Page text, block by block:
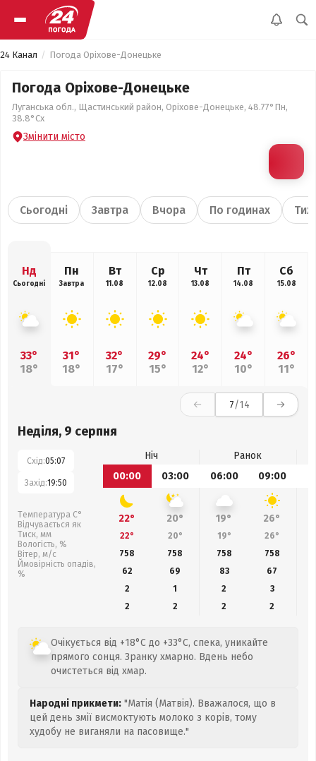
24 Канал Погода Оріхове-Донецьке
Погода Оріхове-Донецьке
Луганська обл., Щастинський район, Оріхове-Донецьке, 48.77°Пн,
38.8°Сх
Змінити місто
Сьогодні Завтра Вчора По годинах
Нд
Сьогодні
33°
18°
Пн
Завтра
31°
18°
Вт
11.08
32°
17°
Ср
12.08
29°
15°
Чт
13.08
24°
12°
Пт
14.08
24°
10°
Сб
15.08
26°
11°
7/14
Неділя, 9 серпня
Схід:05:07
Захід:19:50
Температура С°
Відчувається як
Тиск, мм
Вологість, %
Вітер, м/с
Ймовірність опадів,
%
Ніч
Ранок
00:00
03:00 06:00 09:00
22° 20° 19° 26°
22° 20° 19° 26°
758
758 758 758
62
69 83 67
2
1 2
3
2
2 2 2
Очікується від +18°C до +33°C, спека, уникайте
прямого сонця. Зранку хмарно. Вдень небо
очистеться від хмар.
Народні прикмети: "Матія (Матвія). Вважалося, що в
цей день змії висмоктують молоко з корів, тому
худобу не виганяли на пасовище."